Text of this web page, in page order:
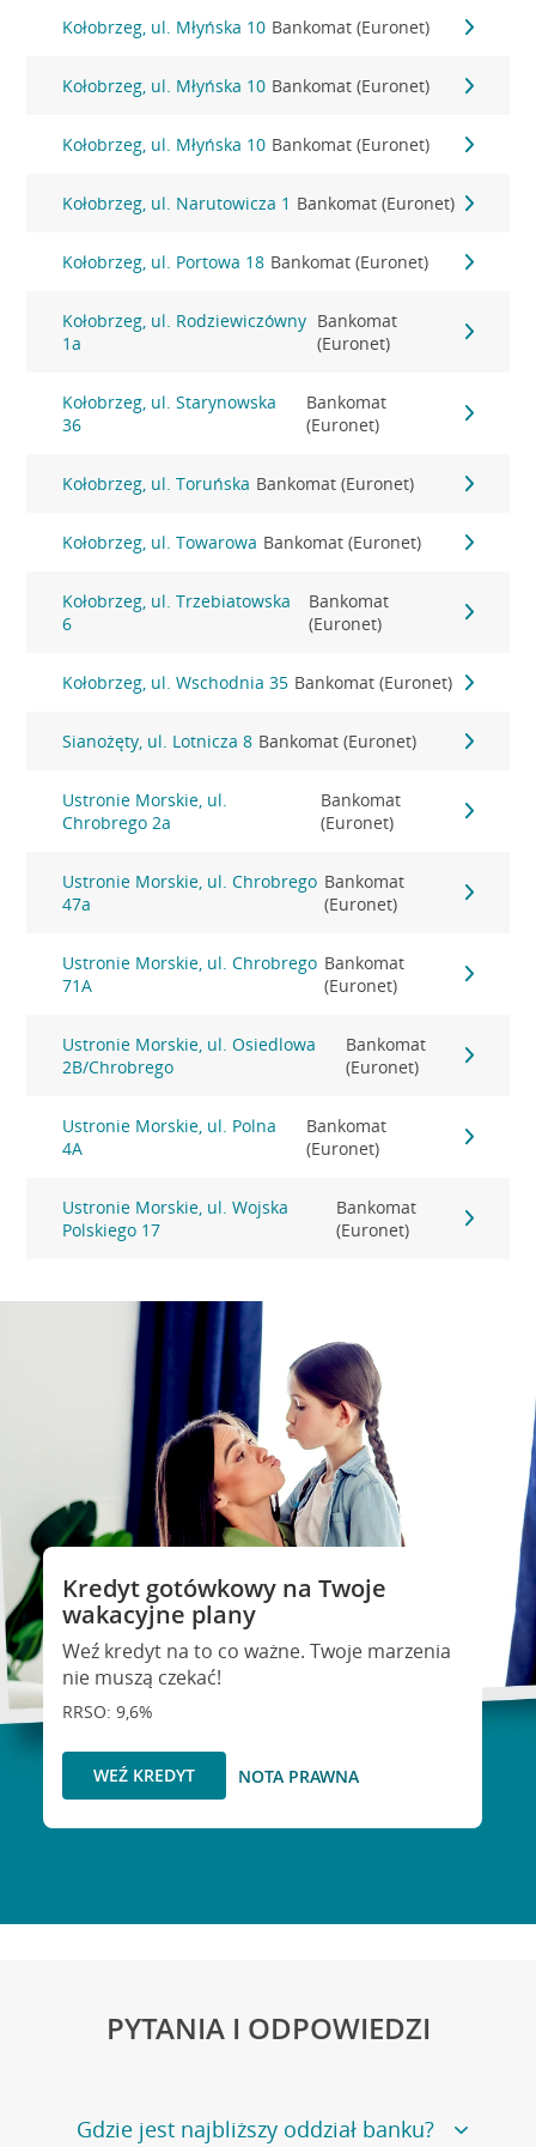
Kołobrzeg, ul. Młyńska 10 Bankomat (Euronet)
Kołobrzeg, ul. Młyńska 10 Bankomat (Euronet)
Kołobrzeg, ul. Młyńska 10 Bankomat (Euronet)
Kołobrzeg, ul. Narutowicza 1 Bankomat (Euronet)
Kołobrzeg, ul. Portowa 18 Bankomat (Euronet)
Kołobrzeg, ul. Rodziewiczówny
1a
Bankomat
(Euronet)
Kołobrzeg, ul. Starynowska
36
Bankomat
(Euronet)
Kołobrzeg, ul. Toruńska Bankomat (Euronet)
Kołobrzeg, ul. Towarowa Bankomat (Euronet)
Kołobrzeg, ul. Trzebiatowska
6
Bankomat
(Euronet)
Kołobrzeg, ul. Wschodnia 35 Bankomat (Euronet)
Sianożęty, ul. Lotnicza 8 Bankomat (Euronet)
Ustronie Morskie, ul.
Chrobrego 2a
Bankomat
(Euronet)
Ustronie Morskie, ul. Chrobrego
47a
Bankomat
(Euronet)
Ustronie Morskie, ul. Chrobrego
71A
Bankomat
(Euronet)
Ustronie Morskie, ul. Osiedlowa
2B/Chrobrego
Bankomat
(Euronet)
Ustronie Morskie, ul. Polna
4A
Bankomat
(Euronet)
Ustronie Morskie, ul. Wojska
Polskiego 17
Bankomat
(Euronet)
Kredyt gotówkowy na Twoje
wakacyjne plany
Weź kredyt na to co ważne. Twoje marzenia
nie muszą czekać!
RRSO: 9,6%
WEŹ KREDYT NOTA PRAWNA
PYTANIA I ODPOWIEDZI
Gdzie jest najbliższy oddział banku?